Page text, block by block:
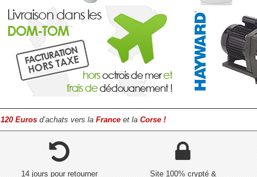
120 Euros d’achats vers la France et la Corse !
14 jours pour retourner Site 100% crypté &